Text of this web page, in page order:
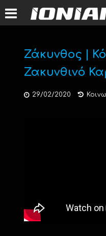
Ζάκυνθος |
Ζακυνθινό
29/02/2020